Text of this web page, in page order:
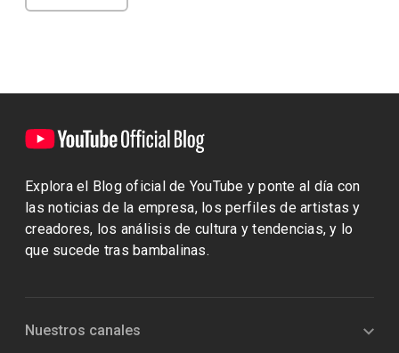
Explora el Blog oficial de YouTube y ponte al día con
las noticias de la empresa, los perfiles de artistas y
creadores, los análisis de cultura y tendencias, y lo
que sucede tras bambalinas.
Nuestros canales